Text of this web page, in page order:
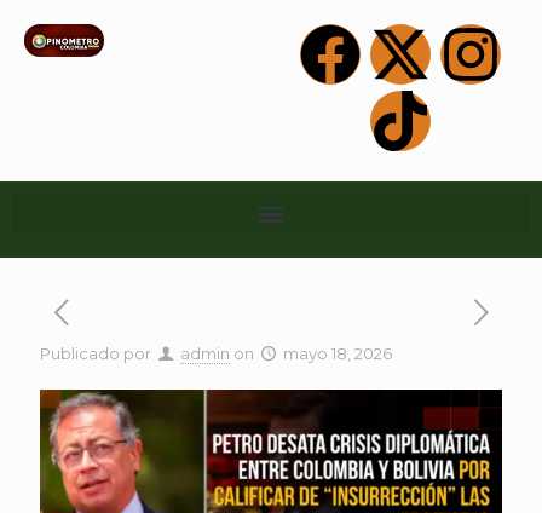
Publicado por admin on mayo 18, 2026